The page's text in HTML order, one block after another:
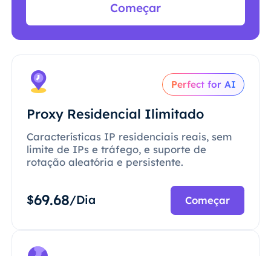
Começar
Perfect for AI
Proxy Residencial Ilimitado
Características IP residenciais reais, sem
limite de IPs e tráfego, e suporte de
rotação aleatória e persistente.
$69.68/Dia Começar